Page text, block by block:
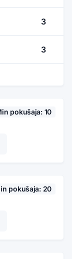
3
3
pokušaja: 10
pokušaja: 20